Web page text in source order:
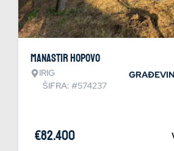
Manastir Hopovo
IRIG
ŠIFRA: #574237
€82.400